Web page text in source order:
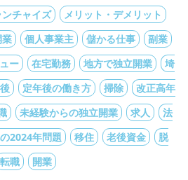
ンチャイズ
メリット・デメリット
個人事業主 儲かる仕事
副業
ー
在宅勤務 地方で独立開業
埼
定年後の働き方 掃除
改正高年
未経験からの独立開業 求人
法
2024年問題 移住 老後資金
脱
転職 開業